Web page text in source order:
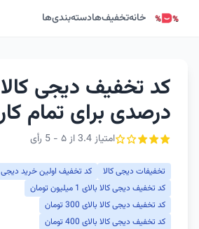
خانهتخفیف‌هادسته‌بندی‌ها
درصدی برای تمام
امتیاز 3.4 از ۵ - 5 رأی
تخفیفات دیجی کالا
کد تخفیف اولین خرید دیجی
کد تخفیف دیجی کالا بالای 1 میلیون تومان
کد تخفیف دیجی کالا بالای 300 تومان
کد تخفیف دیجی کالا بالای 400 تومان